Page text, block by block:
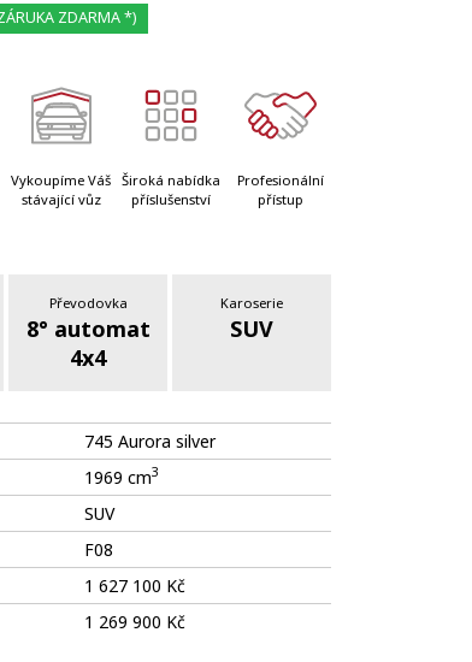
ZDARMA *)
Vykoupíme Váš
stávající vůz
Široká nabídka
příslušenství
Profesionální
přístup
Převodovka
8° automat
4x4
Karoserie
SUV
745 Aurora silver
1969 cm3
SUV
F08
1 627 100 Kč
1 269 900 Kč